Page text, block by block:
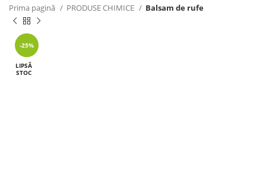
Prima pagină PRODUSE CHIMICE Balsam de rufe
-25%
LIPSĂ
STOC